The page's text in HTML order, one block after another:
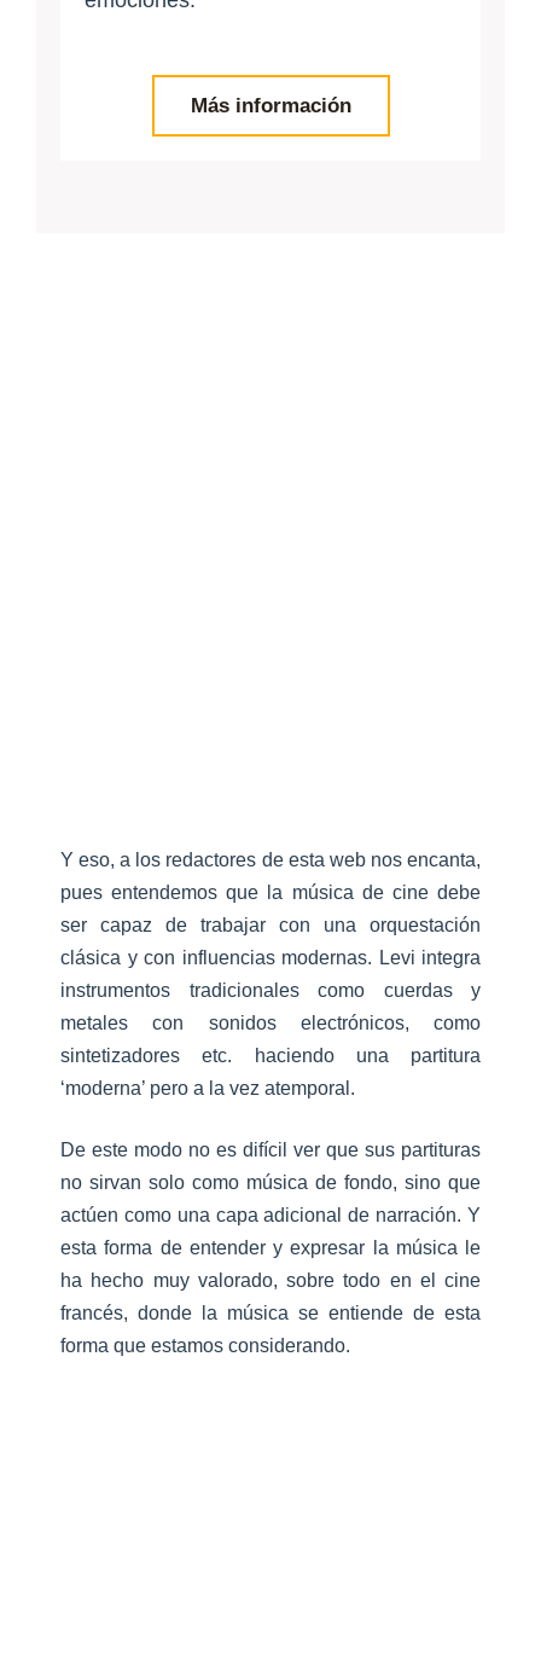
Más información
Y eso, a los redactores de esta web nos encanta,
pues entendemos que la música de cine debe
ser capaz de trabajar con una orquestación
clásica y con influencias modernas. Levi integra
instrumentos tradicionales como cuerdas y
metales con sonidos electrónicos, como
sintetizadores etc. haciendo una partitura
‘moderna’ pero a la vez atemporal.
De este modo no es difícil ver que sus partituras
no sirvan solo como música de fondo, sino que
actúen como una capa adicional de narración. Y
esta forma de entender y expresar la música le
ha hecho muy valorado, sobre todo en el cine
francés, donde la música se entiende de esta
forma que estamos considerando.